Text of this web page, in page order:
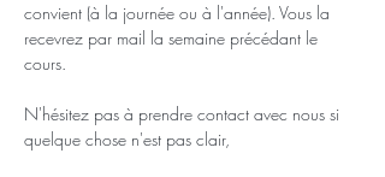
convient (à la journée ou à l'année). Vous la
recevrez par mail la semaine précédant le
cours.
N'hésitez pas à prendre contact avec nous si
quelque chose n'est pas clair,